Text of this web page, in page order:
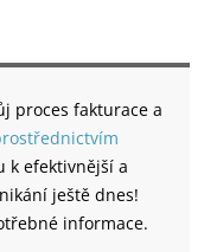
proces fakturace a
k efektivnější a
ještě dnes!
informace.